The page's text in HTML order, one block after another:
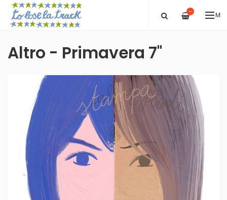
—
Altro - Primavera 7''